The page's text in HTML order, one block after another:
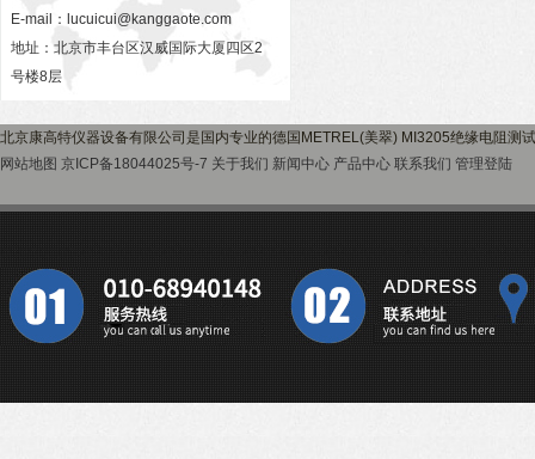
E-mail： lucuicui@kanggaote.com
地址：北京市丰台区汉威国际大厦四区2
号楼8层
北京康高特仪器设备有限公司是国内专业的德国METREL(美翠) MI3205绝缘电阻测
网站地图 京ICP备18044025号-7 关于我们 新闻中心 产品中心 联系我们 管理登陆